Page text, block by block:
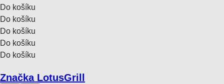
Do košíku
Do košíku
Do košíku
Do košíku
Do košíku
Značka LotusGrill